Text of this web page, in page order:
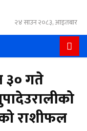
२४ साउन २०८३, आइतबार
३० गते
राशीफल